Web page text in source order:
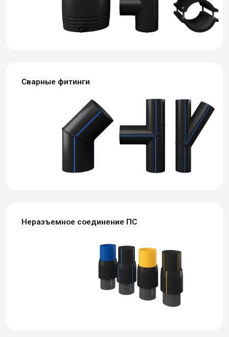
Сварные фитинги
Неразъемное соединение ПС